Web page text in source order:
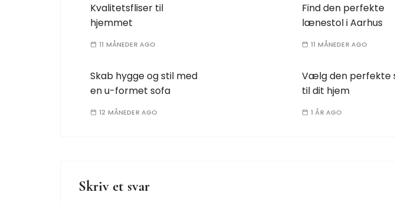
Kvalitetsfliser til
hjemmet
11 MÅNEDER AGO
Find den perfekte
lænestol i Aarhus
11 MÅNEDER AGO
Skab hygge og stil med
en u-formet sofa
12 MÅNEDER AGO
Vælg den perfekte
til dit hjem
1 ÅR AGO
Skriv et svar